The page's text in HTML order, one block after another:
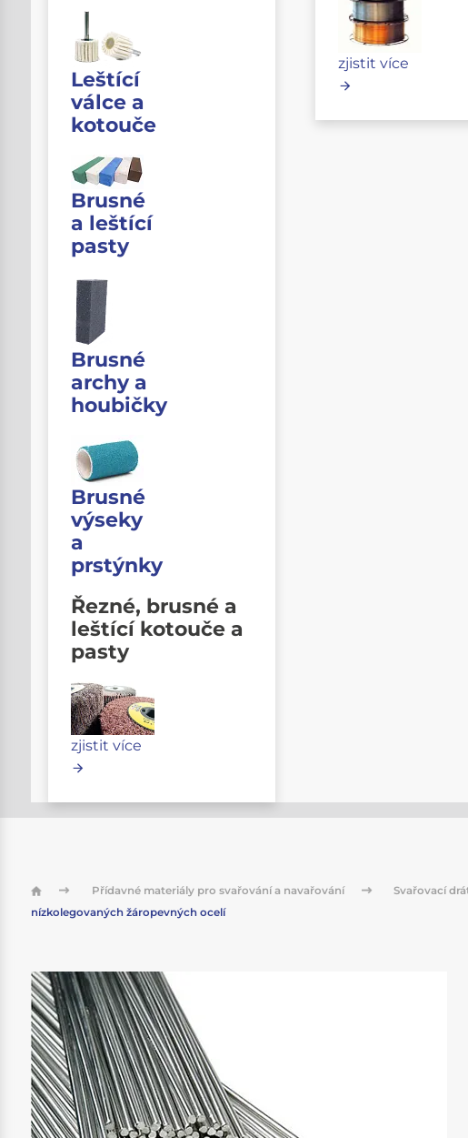
Leštící
válce a
kotouče
Brusné
a leštící
pasty
Brusné
archy a
houbičky
Brusné
výseky
a
prstýnky
Řezné, brusné a
leštící kotouče a
pasty
zjistit více
zjistit více
Přídavné materiály pro svařování a navařování Svařovací
nízkolegovaných žáropevných ocelí